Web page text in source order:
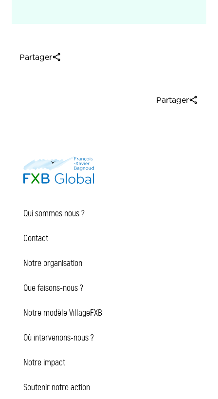
Partager
Partager
Qui sommes nous ?
Contact
Notre organisation
Que faisons-nous ?
Notre modèle VillageFXB
Où intervenons-nous ?
Notre impact
Soutenir notre action